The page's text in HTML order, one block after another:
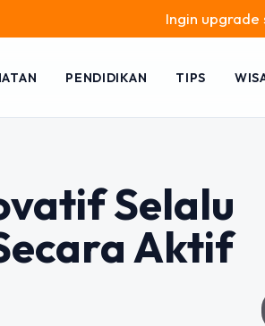
Ingin upgrade skill
PENDIDIKAN TIPS
Selalu
Aktif